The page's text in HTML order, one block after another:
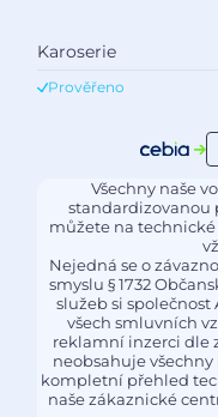
Karoserie
Prověřeno
Všechny naše
standardizovanou
můžete na
Nejedná se o
smyslu § 1732
služeb si společnost
všech smluvních
reklamní inzerci dle
neobsahuje
kompletní přehled
naše zákaznické